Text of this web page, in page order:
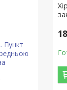
Пункт